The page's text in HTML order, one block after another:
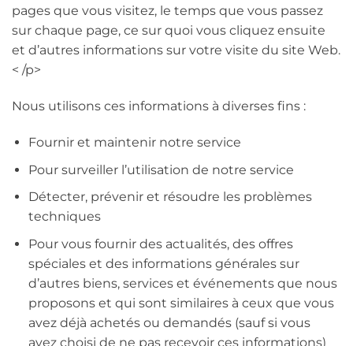
pages que vous visitez, le temps que vous passez
sur chaque page, ce sur quoi vous cliquez ensuite
et d’autres informations sur votre visite du site Web.
< /p>
Nous utilisons ces informations à diverses fins :
Fournir et maintenir notre service
Pour surveiller l’utilisation de notre service
Détecter, prévenir et résoudre les problèmes
techniques
Pour vous fournir des actualités, des offres
spéciales et des informations générales sur
d’autres biens, services et événements que nous
proposons et qui sont similaires à ceux que vous
avez déjà achetés ou demandés (sauf si vous
avez choisi de ne pas recevoir ces informations)